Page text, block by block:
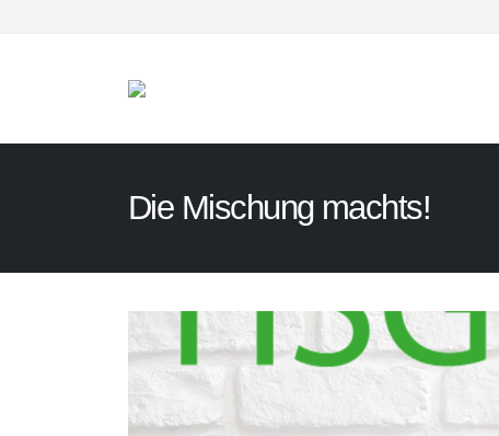
Die Mischung machts!